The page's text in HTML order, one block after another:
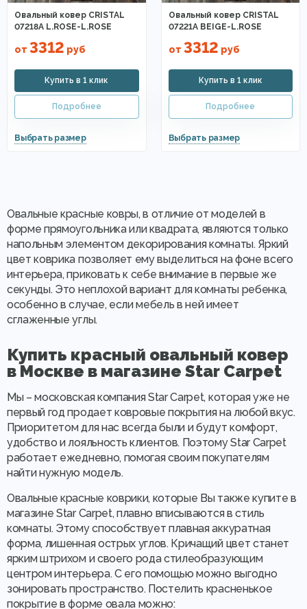
Овальный ковер CRISTAL
07218A L.ROSE-L.ROSE
от 3312 руб
Овальный ковер CRISTAL
07221A BEIGE-L.ROSE
от 3312 руб
Овальные красные ковры, в отличие от моделей в
форме прямоугольника или квадрата, являются только
напольным элементом декорирования комнаты. Яркий
цвет коврика позволяет ему выделиться на фоне всего
интерьера, приковать к себе внимание в первые же
секунды. Это неплохой вариант для комнаты ребенка,
особенно в случае, если мебель в ней имеет
сглаженные углы.
Купить красный овальный ковер
в Москве в магазине Star Carpet
Мы – московская компания Star Carpet, которая уже не
первый год продает ковровые покрытия на любой вкус.
Приоритетом для нас всегда были и будут комфорт,
удобство и лояльность клиентов. Поэтому Star Carpet
работает ежедневно, помогая своим покупателям
найти нужную модель.
Овальные красные коврики, которые Вы также купите в
магазине Star Carpet, плавно вписываются в стиль
комнаты. Этому способствует плавная аккуратная
форма, лишенная острых углов. Кричащий цвет станет
ярким штрихом и своего рода стилеобразующим
центром интерьера. С его помощью можно выгодно
зонировать пространство. Постелить красненькое
покрытие в форме овала можно: